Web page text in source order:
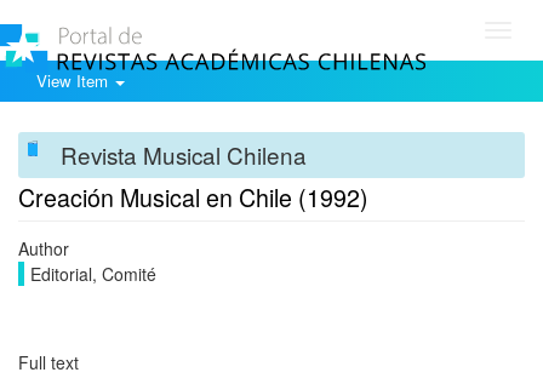
View Item
Revista Musical Chilena
Creación Musical en Chile (1992)
Author
Editorial, Comité
Full text